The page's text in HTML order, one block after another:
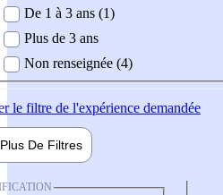
De 1 à 3 ans (1)
Plus de 3 ans
Non renseignée (4)
le filtre de l'expérience demandée
Plus De Filtres